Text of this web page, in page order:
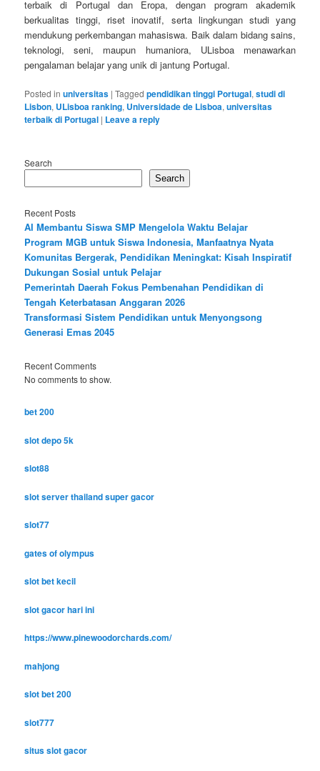
terbaik di Portugal dan Eropa, dengan program akademik
berkualitas tinggi, riset inovatif, serta lingkungan studi yang
mendukung perkembangan mahasiswa. Baik dalam bidang sains,
teknologi, seni, maupun humaniora, ULisboa menawarkan
pengalaman belajar yang unik di jantung Portugal.
Posted in universitas |Tagged pendidikan tinggi Portugal,studi di
Lisbon, ULisboa ranking, Universidade de Lisboa,universitas
terbaik di Portugal | Leave a reply
Search
Search
Recent Posts
AI Membantu Siswa SMP Mengelola Waktu Belajar
Program MGB untuk Siswa Indonesia, Manfaatnya Nyata
Komunitas Bergerak, Pendidikan Meningkat: Kisah Inspiratif
Dukungan Sosial untuk Pelajar
Pemerintah Daerah Fokus Pembenahan Pendidikan di
Tengah Keterbatasan Anggaran 2026
Transformasi Sistem Pendidikan untuk Menyongsong
Generasi Emas 2045
Recent Comments
No comments to show.
bet 200
slot depo 5k
slot88
slot server thailand super gacor
slot77
gates of olympus
slot bet kecil
slot gacor hari ini
https://www.pinewoodorchards.com/
mahjong
slot bet 200
slot777
situs slot gacor